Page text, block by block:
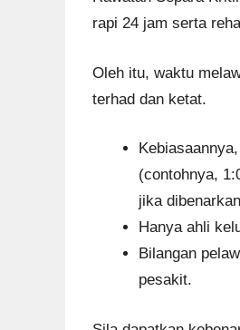
rapi 24 jam serta
Oleh itu, waktu
terhad dan ketat.
(contohnya,
jika
Hanya ahli
Bilangan
pesakit.